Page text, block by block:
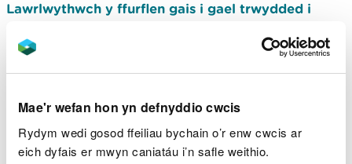
Mae'r wefan hon yn defnyddio cwcis
Rydym wedi gosod ffeiliau bychain o’r enw cwcis ar
eich dyfais er mwyn caniatáu i’n safle weithio.
Lawrlwythwch y ffurflen gais i gael trwydded i
arbennig
milfeddygol o safle
Lawrlwythwch dempled o ddatganiad dull